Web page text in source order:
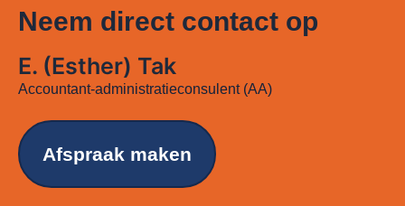
Neem direct contact op
E. (Esther) Tak
Accountant-administratieconsulent (AA)
Afspraak maken